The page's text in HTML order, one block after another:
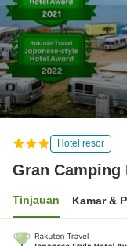
Hotel resor
Gran Camping
Tinjauan Kamar &